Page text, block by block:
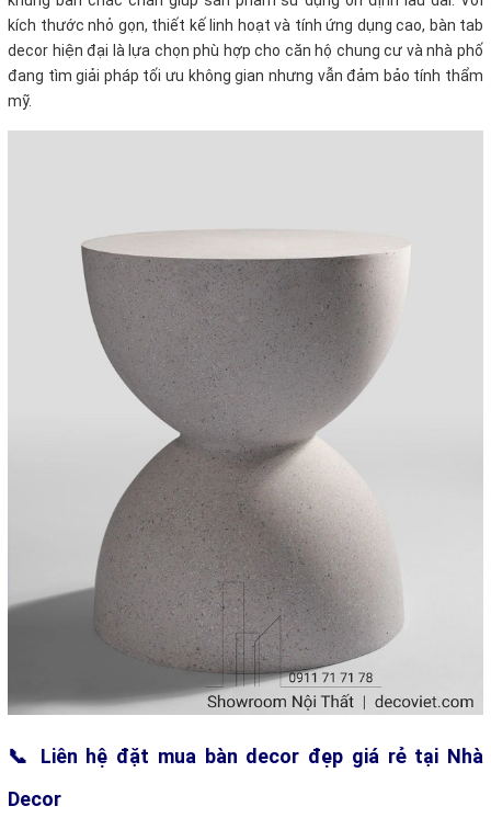
kích thước nhỏ gọn, thiết kế linh hoạt và tính ứng dụng cao, bàn tab
decor hiện đại là lựa chọn phù hợp cho căn hộ chung cư và nhà phố
đang tìm giải pháp tối ưu không gian nhưng vẫn đảm bảo tính thẩm
mỹ.
📞 Liên hệ đặt mua bàn decor đẹp giá rẻ tại Nhà
Decor